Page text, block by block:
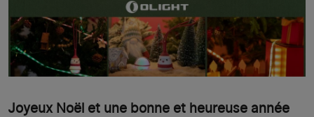
Joyeux Noël et une bonne et heureuse année